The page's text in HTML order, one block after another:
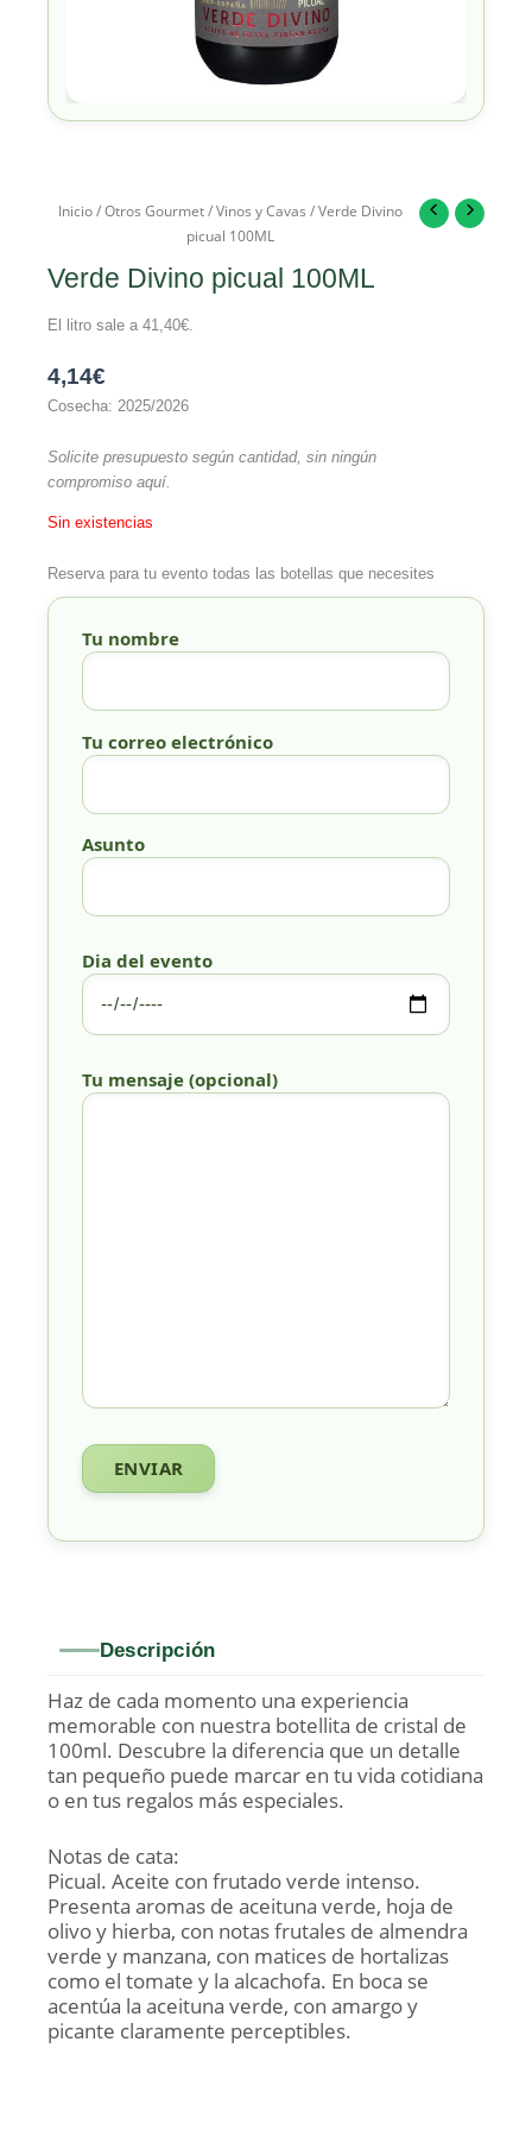
Inicio/Otros Gourmet/Vinos y Cavas / Verde Divino
picual 100ML
Verde Divino picual 100ML
El litro sale a 41,40€
4,14€
Cosecha: 2025/2026
Solicite presupuesto según cantidad, sin ningún
compromiso aquí.
Sin existencias
Reserva para tu evento todas las botellas que necesites
Tu nombre
Tu correo electrónico
Asunto
Dia del evento
Tu mensaje (opcional)
Descripción
Haz de cada momento una experiencia
memorable con nuestra botellita de cristal de
100ml. Descubre la diferencia que un detalle
tan pequeño puede marcar en tu vida cotidiana
o en tus regalos más especiales.
Notas de cata:
Picual. Aceite con frutado verde intenso.
Presenta aromas de aceituna verde, hoja de
olivo y hierba, con notas frutales de almendra
verde y manzana, con matices de hortalizas
como el tomate y la alcachofa. En boca se
acentúa la aceituna verde, con amargo y
picante claramente perceptibles.